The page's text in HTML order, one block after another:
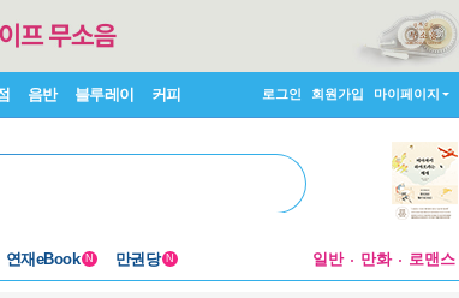
음반 블루레이 커피 로그인 회원가입 마이페이지
연재eBook N 만권당 N 일반 만화 로맨스